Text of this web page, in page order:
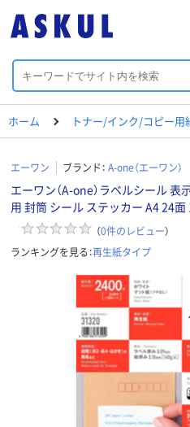
ホーム トナー/インク/コピー用
エーワン ブランド： A-one（エーワン）
エーワン（A-one）ラベルシール 表
用 封筒 シール ステッカー A4 24
（0件のレビュー）
ランキングを見る：再生紙タイプ